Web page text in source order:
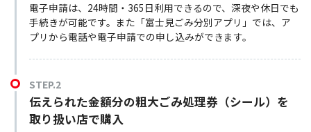
電子申請は、24時間・365日利用できるので、深夜や休日でも
手続きが可能です。また「富士見ごみ分別アプリ」では、ア
プリから電話や電子申請での申し込みができます。
STEP.2
伝えられた金額分の粗大ごみ処理券（シール）を
取り扱い店で購入